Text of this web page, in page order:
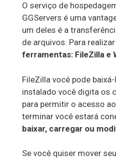
O serviço de
GGServers é uma
um deles é a
de arquivos. Para
ferramentas: FileZilla e
FileZilla você pode
instalado você digita os
para permitir o acesso
terminar você estará
baixar, carregar ou
Se você quiser mover